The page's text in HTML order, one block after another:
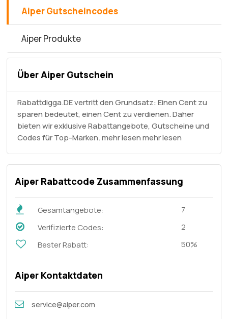
Aiper Gutscheincodes
Aiper Produkte
Über Aiper Gutschein
Rabattdigga.DE vertritt den Grundsatz: Einen Cent zu
sparen bedeutet, einen Cent zu verdienen. Daher
bieten wir exklusive Rabattangebote, Gutscheine und
Codes für Top-Marken. mehr lesenmehr lesen
Aiper Rabattcode Zusammenfassung
Gesamtangebote:
7
Verifizierte Codes:
2
Bester Rabatt:
50%
Aiper Kontaktdaten
service@aiper.com